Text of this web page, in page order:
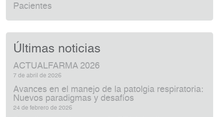
Pacientes
Últimas noticias
ACTUALFARMA 2026
7 de abril de 2026
Avances en el manejo de la patolgia respiratoria:
Nuevos paradigmas y desafíos
24 de febrero de 2026